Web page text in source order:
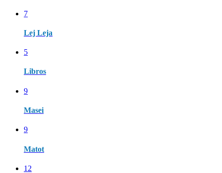
7
Lej Leja
5
Libros
9
Masei
9
Matot
12